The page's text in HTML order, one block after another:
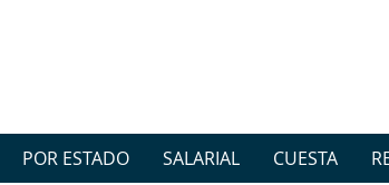
POR ESTADO SALARIAL CUESTA